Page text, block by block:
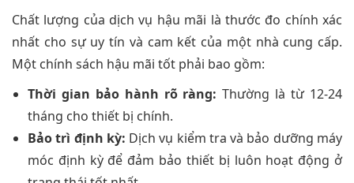
Chất lượng của dịch vụ hậu mãi là thước đo chính xác
nhất cho sự uy tín và cam kết của một nhà cung cấp.
Một chính sách hậu mãi tốt phải bao gồm:
Thời gian bảo hành rõ ràng: Thường là từ 12-24
tháng cho thiết bị chính.
Bảo trì định kỳ: Dịch vụ kiểm tra và bảo dưỡng máy
móc định kỳ để đảm bảo thiết bị luôn hoạt động ở